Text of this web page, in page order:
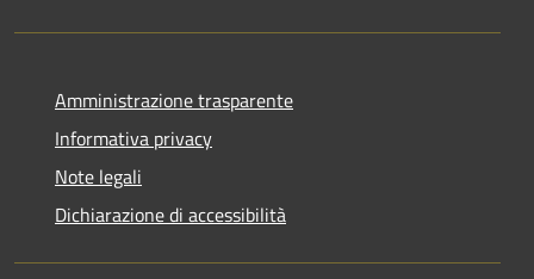
Amministrazione trasparente
Informativa privacy
Note legali
Dichiarazione di accessibilità